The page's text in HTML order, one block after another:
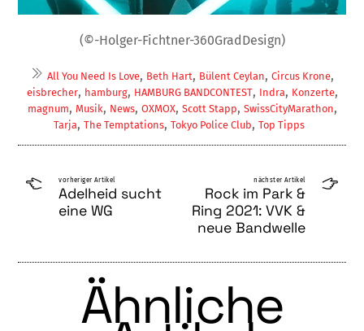
(©-Holger-Fichtner-360GradDesign)
All You Need Is Love, Beth Hart, Bülent Ceylan, Circus Krone,
eisbrecher, hamburg, HAMBURG BANDCONTEST, Indra, Konzerte,
magnum, Musik, News, OXMOX, Scott Stapp, SwissCityMarathon,
Tarja,The Temptations,Tokyo Police Club,Top Tipps
vorheriger Artikel
Adelheid sucht
eine WG
nächster Artikel
Rock im Park &
Ring 2021: VVK &
neue Bandwelle
Ähnliche